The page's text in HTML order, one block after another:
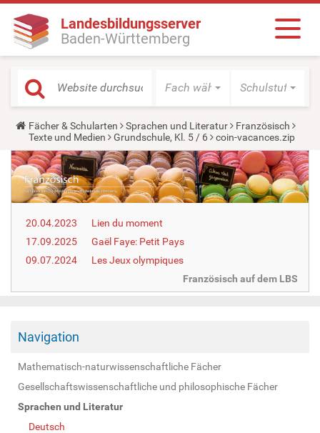
Landesbildungsserver
Baden-Württemberg
Fach wählen Schulstufe
Y
o
u
a
r
e
h
e
e
:
Fächer & Schularten Sprachen und Literatur
Französisch
Texte und Medien
Grundschule, Kl. 5 / 6 coin-vacances.zip
20.04.2023
Lien du moment
17.09.2025
Gaël Faye: Petit Pays
09.07.2024
Les Jeux olympiques
Französisch auf dem LBS
Navigation
Mathematisch-naturwissenschaftliche Fächer
Gesellschaftswissenschaftliche und philosophische Fächer
Sprachen und Literatur
Deutsch